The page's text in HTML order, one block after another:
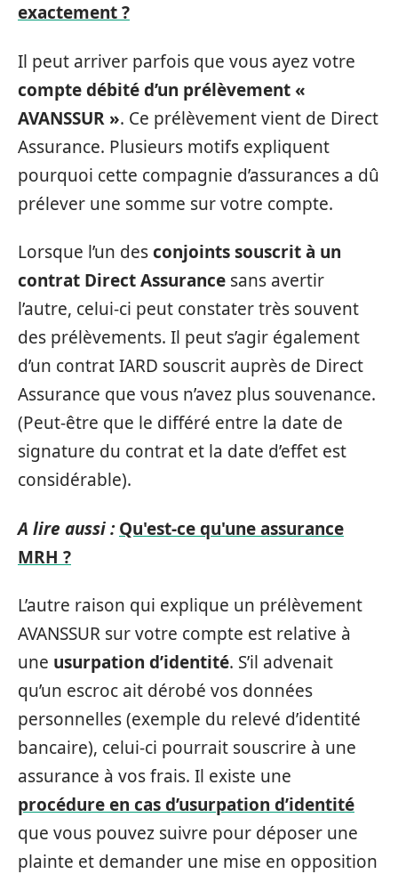
exactement ?
Il peut arriver parfois que vous ayez votre
comptedébitéd’un prélèvement «
AVANSSUR ». Ce prélèvement vient de Direct
Assurance. Plusieurs motifs expliquent
pourquoi cette compagnie d’assurances a dû
prélever une somme sur votre compte.
Lorsque l’un desconjointssouscrità un
contrat DirectAssurance sans avertir
l’autre, celui-ci peut constater très souvent
des prélèvements. Il peut s’agir également
d’un contrat IARD souscrit auprès de Direct
Assurance que vous n’avez plus souvenance.
(Peut-être que le différé entre la date de
signature du contrat et la date d’effet est
considérable).
A lire aussi : Qu'est-ce qu'une assurance
MRH ?
L’autre raison qui explique un prélèvement
AVANSSUR sur votre compte est relative à
une usurpation d’identité. S’il advenait
qu’un escroc ait dérobé vos données
personnelles (exemple du relevé d’identité
bancaire), celui-ci pourrait souscrire à une
assurance à vos frais. Il existe une
procédure en cas d’usurpation d’identité
que vous pouvez suivre pour déposer une
plainte et demander une mise en opposition